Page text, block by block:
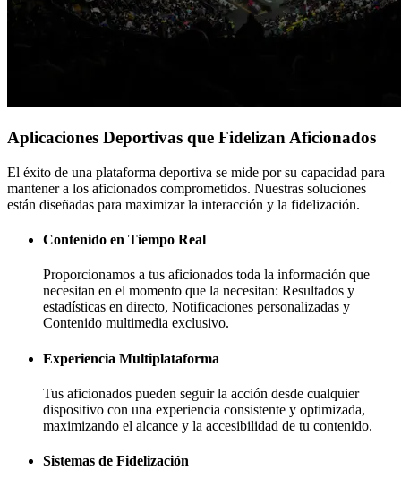
Aplicaciones Deportivas que Fidelizan Aficionados
El éxito de una plataforma deportiva se mide por su capacidad para
mantener a los aficionados comprometidos. Nuestras soluciones
están diseñadas para maximizar la interacción y la fidelización.
Contenido en Tiempo Real
Proporcionamos a tus aficionados toda la información que
necesitan en el momento que la necesitan: Resultados y
estadísticas en directo, Notificaciones personalizadas y
Contenido multimedia exclusivo.
Experiencia Multiplataforma
Tus aficionados pueden seguir la acción desde cualquier
dispositivo con una experiencia consistente y optimizada,
maximizando el alcance y la accesibilidad de tu contenido.
Sistemas de Fidelización